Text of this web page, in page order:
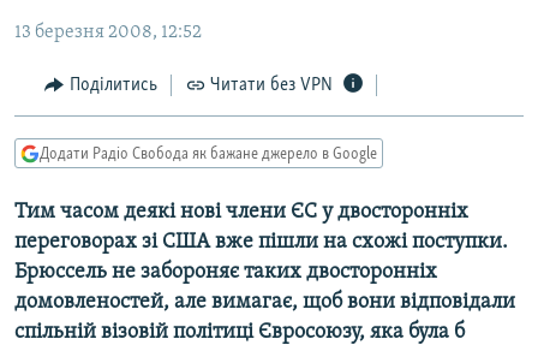
пошуку
УКРАЇНА
СВІТ
СХЕМИ
КИТАЙ.ВИКЛИКИ
ФОТО
СПЕЦПРОЄКТИ
ПОДКАСТИ
13 березня 2008, 12:52
Поділитись Читати без VPN
Додати Радіо Свобода як бажане джерело в Google
Тим часом деякі нові члени ЄС у двосторонніх
переговорах зі США вже пішли на схожі поступки.
Брюссель не забороняє таких двосторонніх
домовленостей, але вимагає, щоб вони відповідали
спільній візовій політиці Євросоюзу, яка була б